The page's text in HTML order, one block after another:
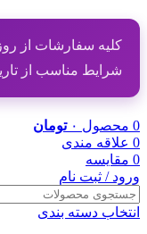
کلیه سفارشات از
شرایط مناسب از تاریخ ۲۰ دیماه ارسال خواهد
0 محصول ۰ تومان
0 علاقه مندی
0 مقایسه
ورود / ثبت نام
انتخاب دسته بندی